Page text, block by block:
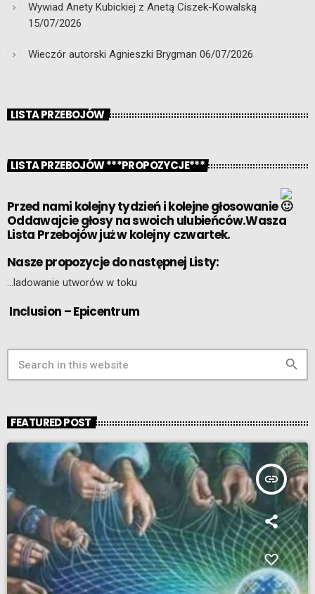
Wywiad Anety Kubickiej z Anetą Ciszek-Kowalską
15/07/2026
Wieczór autorski Agnieszki Brygman 06/07/2026
LISTA PRZEBOJÓW
LISTA PRZEBOJÓW ***PROPOZYCJE***
Przed nami kolejny tydzień i kolejne głosowanie
Oddawajcie głosy na swoich ulubieńców.Wasza
Lista Przebojów już w kolejny czwartek.
Nasze propozycje do następnej Listy:
…ladowanie utworów w toku
Inclusion – Epicentrum
search
FEATURED POST
insert_link